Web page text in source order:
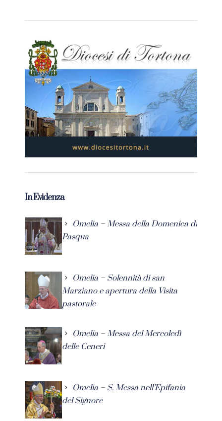
In Evidenza
Omelia – Messa della Domenica di
Pasqua
Omelia – Solennità di san
Marziano e apertura della Visita
pastorale
Omelia – Messa del Mercoledì
delle Ceneri
Omelia – S. Messa nell’Epifania
del Signore